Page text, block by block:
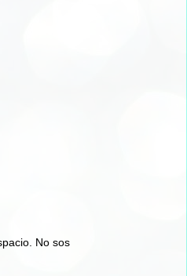
No sos